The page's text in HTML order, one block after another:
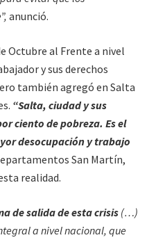
anunció.
Octubre al Frente a nivel
y sus derechos
también agregó en Salta
“Salta, ciudad y sus
ciento de pobreza. Es el
desocupación y trabajo
San Martín,
realidad.
de salida de esta crisis (…)
a nivel nacional, que